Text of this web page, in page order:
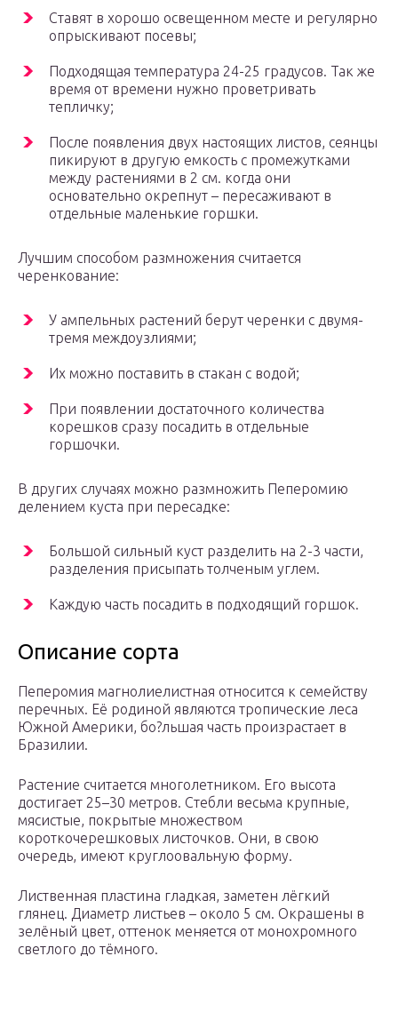
Ставят в хорошо освещенном месте и регулярно
опрыскивают посевы;
Подходящая температура 24-25 градусов. Так же
время от времени нужно проветривать
тепличку;
После появления двух настоящих листов, сеянцы
пикируют в другую емкость с промежутками
между растениями в 2 см. когда они
основательно окрепнут – пересаживают в
отдельные маленькие горшки.
Лучшим способом размножения считается
черенкование:
У ампельных растений берут черенки с двумя-
тремя междоузлиями;
Их можно поставить в стакан с водой;
При появлении достаточного количества
корешков сразу посадить в отдельные
горшочки.
В других случаях можно размножить Пеперомию
делением куста при пересадке:
Большой сильный куст разделить на 2-3 части,
разделения присыпать толченым углем.
Каждую часть посадить в подходящий горшок.
Описание сорта
Пеперомия магнолиелистная относится к семейству
перечных. Её родиной являются тропические леса
Южной Америки, бо?льшая часть произрастает в
Бразилии.
Растение считается многолетником. Его высота
достигает 25–30 метров. Стебли весьма крупные,
мясистые, покрытые множеством
короткочерешковых листочков. Они, в свою
очередь, имеют круглоовальную форму.
Лиственная пластина гладкая, заметен лёгкий
глянец. Диаметр листьев – около 5 см. Окрашены в
зелёный цвет, оттенок меняется от монохромного
светлого до тёмного.